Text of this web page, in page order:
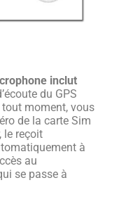
inclut
du GPS
moment, vous
de la carte Sim
le reçoit
à
au
se passe à